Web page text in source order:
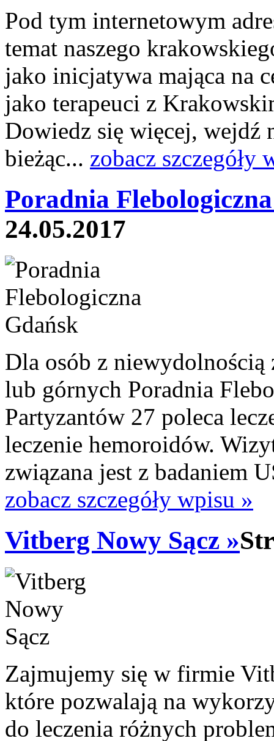
Pod tym internetowym
temat naszego
jako inicjatywa mająca na
jako terapeuci z
Dowiedz się więcej, wejdź
bieżąc... zobacz szczegóły
Poradnia
24.05.2017
Dla osób z
lub górnych Poradnia
Partyzantów 27 poleca
leczenie hemoroidów.
związana jest z badaniem
zobacz szczegóły wpisu »
Vitberg Nowy Sącz »
Zajmujemy się w firmie
które pozwalają na
do leczenia różnych